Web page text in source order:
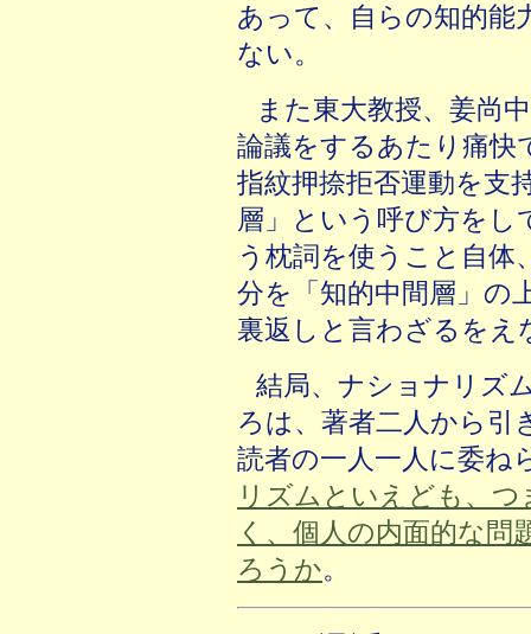
あって、自らの知的能
ない。
また東大教授、姜尚
論議をするあたり痛快
指紋押捺拒否運動を支
層」という呼び方をし
う枕詞を使うこと自
分を「知的中間層」の
裏返しと言わざるをえ
結局、ナショナリズ
ろは、著者二人から引
読者の一人一人に委ね
リズムといえども、
く、個人の内面的な
ろうか。